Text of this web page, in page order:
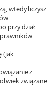
wtedy liczysz
przy dział.
(jak
z
związane